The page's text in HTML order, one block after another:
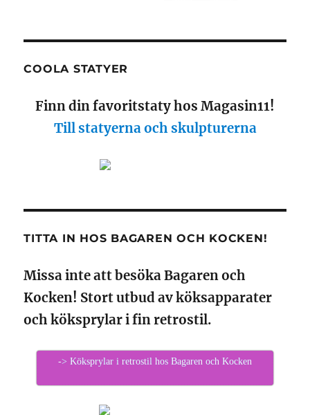
COOLA STATYER
Finn din favoritstaty hos Magasin11!
Till statyerna och skulpturerna
TITTA IN HOS BAGAREN OCH KOCKEN!
Missa inte att besöka Bagaren och
Kocken! Stort utbud av köksapparater
och köksprylar i fin retrostil.
-> Köksprylar i retrostil hos Bagaren och Kocken